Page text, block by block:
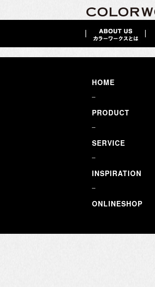
HOME
PRODUCT
SERVICE
INSPIRATION
ONLINESHOP